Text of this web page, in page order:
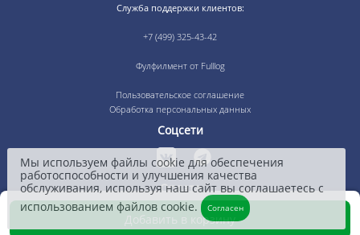
Добавить в корзину
Служба поддержки клиентов:
+7 (499) 325-43-42
Фулфилмент от Fulllog
Пользовательское соглашение
Обработка персональных данных
Соцсети
Оплата
Мы используем файлы cookie для обеспечения
работоспособности и улучшения качества
обслуживания, используя наш сайт вы соглашаетесь с
использованием файлов cookie.
Согласен